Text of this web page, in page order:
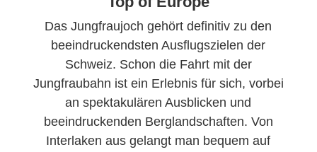
Das Jungfraujoch gehört definitiv zu den
beeindruckendsten Ausflugszielen der
Schweiz. Schon die Fahrt mit der
Jungfraubahn ist ein Erlebnis für sich, vorbei
an spektakulären Ausblicken und
beeindruckenden Berglandschaften. Von
Interlaken aus gelangt man bequem auf